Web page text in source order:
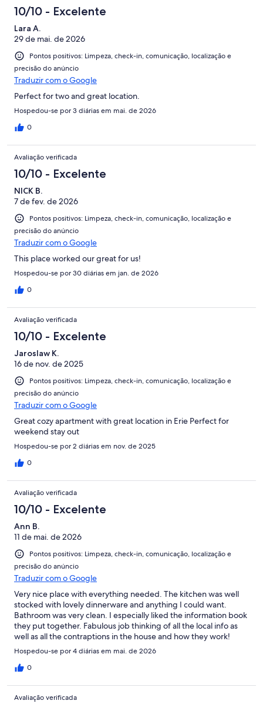
10/10 - Excelente
Lara A.
29 de mai. de 2026
Pontos positivos: Limpeza, check-in, comunicação, localização e
precisão do anúncio
Traduzir com o Google
Perfect for two and great location.
Hospedou-se por 3 diárias em mai. de 2026
0
Avaliação verificada
10/10 - Excelente
NICK B.
7 de fev. de 2026
Pontos positivos: Limpeza, check-in, comunicação, localização e
precisão do anúncio
Traduzir com o Google
This place worked our great for us!
Hospedou-se por 30 diárias em jan. de 2026
0
Avaliação verificada
10/10 - Excelente
Jaroslaw K.
16 de nov. de 2025
Pontos positivos: Limpeza, check-in, comunicação, localização e
precisão do anúncio
Traduzir com o Google
Great cozy apartment with great location in Erie Perfect for
weekend stay out
Hospedou-se por 2 diárias em nov. de 2025
0
Avaliação verificada
10/10 - Excelente
Ann B.
11 de mai. de 2026
Pontos positivos: Limpeza, check-in, comunicação, localização e
precisão do anúncio
Traduzir com o Google
Very nice place with everything needed. The kitchen was well
stocked with lovely dinnerware and anything I could want.
Bathroom was very clean. I especially liked the information book
they put together. Fabulous job thinking of all the local info as
well as all the contraptions in the house and how they work!
Loved it!It was so convenient to Presque Isle and there was
plenty of food close by.Thank you!
Hospedou-se por 4 diárias em mai. de 2026
0
Avaliação verificada